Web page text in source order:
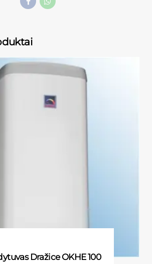
Dražice OKHE 100